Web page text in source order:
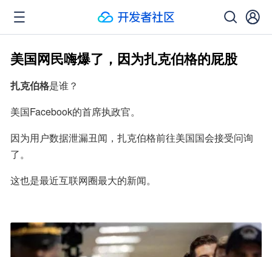
美国网民嗨爆了，因为扎克伯格的屁股
扎克伯格是谁？
美国Facebook的首席执政官。
因为用户数据泄漏丑闻，扎克伯格前往美国国会接受问询
了。
这也是最近互联网圈最大的新闻。